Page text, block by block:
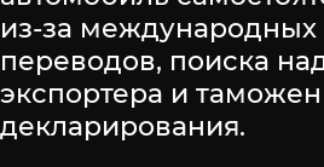
из-за международных
переводов, поиска
экспортера и
декларирования.